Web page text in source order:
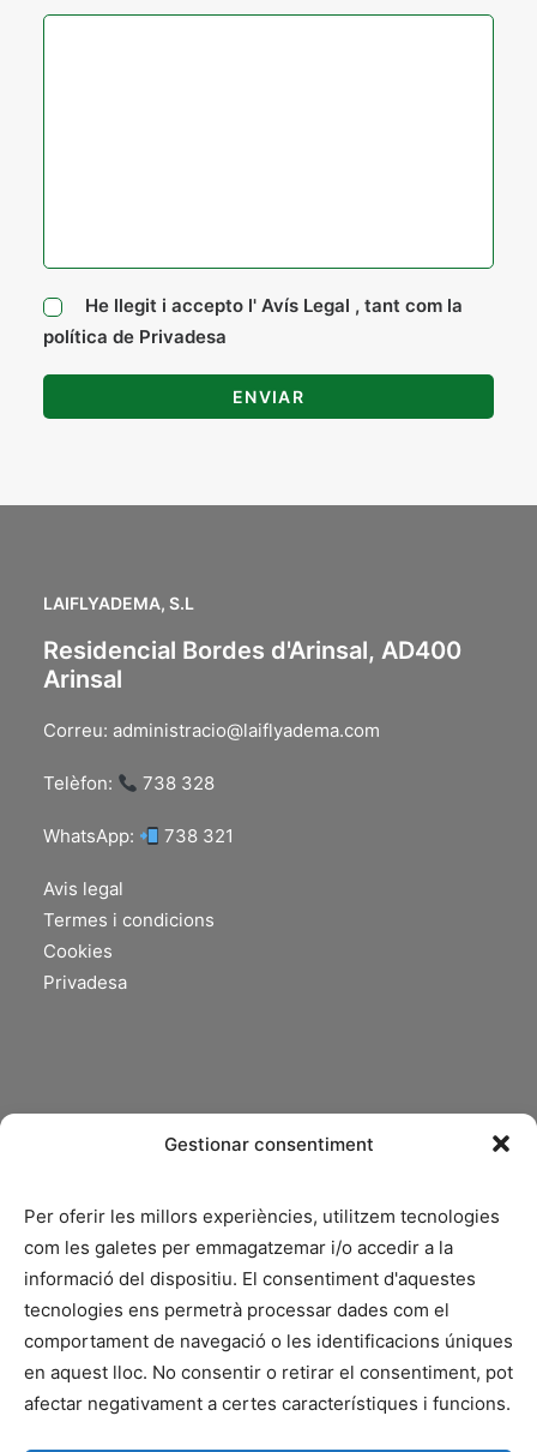
Gestionar consentiment
Per oferir les millors experiències, utilitzem tecnologies
com les galetes per emmagatzemar i/o accedir a la
informació del dispositiu. El consentiment d'aquestes
tecnologies ens permetrà processar dades com el
comportament de navegació o les identificacions úniques
en aquest lloc. No consentir o retirar el consentiment, pot
afectar negativament a certes característiques i funcions.
He llegit i accepto l' Avís Legal , tant com la
política de Privadesa
LAIFLYADEMA, S.L
Residencial Bordes d'Arinsal, AD400
Arinsal
Correu: administracio@laiflyadema.com
Telèfon: 738 328
WhatsApp: 738 321
Avis legal
Termes i condicions
Cookies
Privadesa